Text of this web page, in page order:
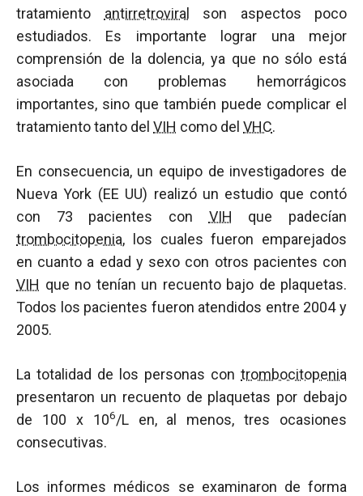
tratamiento antirretroviral
son aspectos poco
estudiados. Es importante lograr una mejor
comprensión de la dolencia, ya que no sólo está
asociada con problemas hemorrágicos
importantes, sino que también puede complicar el
tratamiento tanto del VIH como del VHC.
En consecuencia, un equipo de investigadores de
Nueva York (EE UU) realizó un estudio que contó
con 73 pacientes con VIH que padecían
trombocitopenia, los cuales fueron emparejados
en cuanto a edad y sexo con otros pacientes con
VIH que no tenían un recuento bajo de plaquetas.
Todos los pacientes fueron atendidos entre 2004 y
2005.
La totalidad de los personas con trombocitopenia
presentaron un recuento de plaquetas por debajo
de 100 x 106/L en, al menos, tres ocasiones
consecutivas.
Los informes médicos se examinaron de forma